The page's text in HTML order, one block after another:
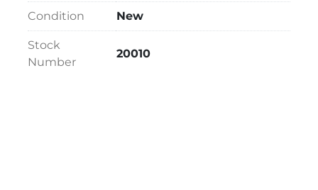
Condition
New
Stock
Number
20010